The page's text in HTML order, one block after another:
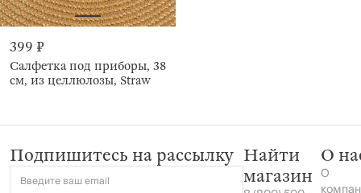
399 ₽
Салфетка под приборы, 38
см, из целлюлозы, Straw
Подпишитесь на рассылку
Введите ваш email
Найти
магазин
О
О